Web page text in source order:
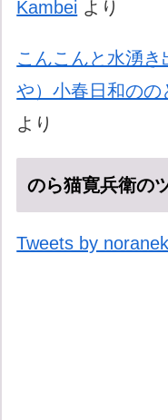
Kambei より
こんこんと水湧
や）小春日和のの
より
のら猫寛兵衛の
Tweets by